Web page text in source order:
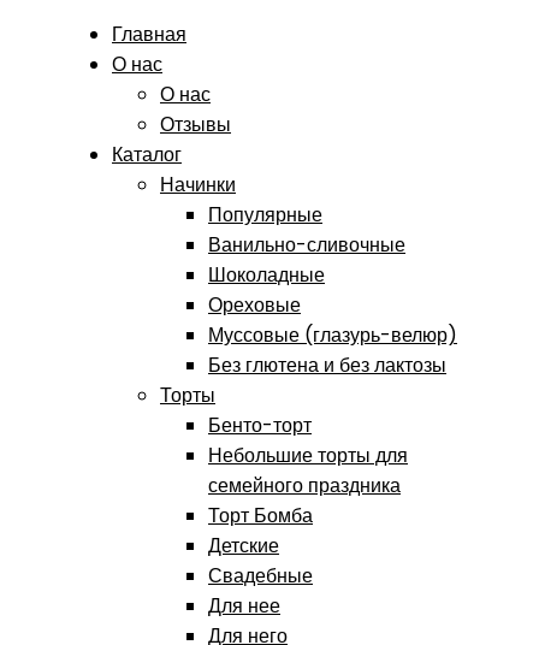
Главная
О нас
О нас
Отзывы
Каталог
Начинки
Популярные
Ванильно-сливочные
Шоколадные
Ореховые
Муссовые (глазурь-велюр)
Без глютена и без лактозы
Торты
Бенто-торт
Небольшие торты для
семейного праздника
Торт Бомба
Детские
Свадебные
Для нее
Для него